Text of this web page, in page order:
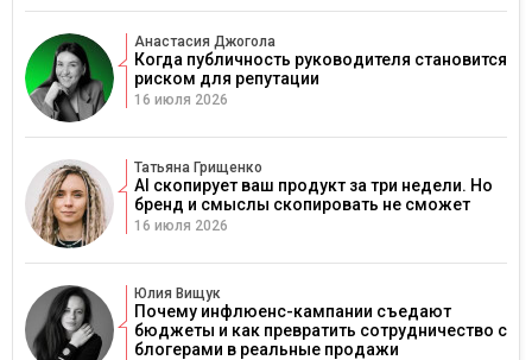
Анастасия Джогола
Когда публичность руководителя становится
риском для репутации
16 июля 2026
Татьяна Грищенко
AI скопирует ваш продукт за три недели. Но
бренд и смыслы скопировать не сможет
16 июля 2026
Юлия Вищук
Почему инфлюенс-кампании съедают
бюджеты и как превратить сотрудничество с
блогерами в реальные продажи